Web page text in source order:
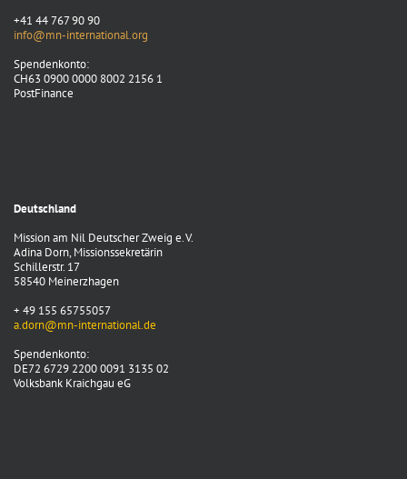
+41 44 767 90 90
info@mn-international.org
Spendenkonto:
CH63 0900 0000 8002 2156 1
PostFinance
Deutschland
Mission am Nil Deutscher Zweig e. V.
Adina Dorn, Missionssekretärin
Schillerstr. 17
58540 Meinerzhagen
+ 49 155 65755057
a.dorn@mn-international.de
Spendenkonto:
DE72 6729 2200 0091 3135 02
Volksbank Kraichgau eG